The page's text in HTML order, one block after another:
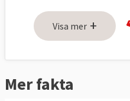
nedan.
Utsläppen ska
handel med
nationella åtgärder
(ESR) och ökat
Visa mer +
Mer fakta